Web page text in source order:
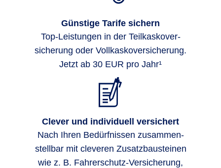
Günstige Tarife sichern
Top-Leis­tungen in der Teil­kasko­ver­
siche­rung oder Voll­kasko­ver­siche­rung.
Jetzt ab 30 EUR pro Jahr¹
Clever und individuell versichert
Nach Ihren Bedürf­nissen zu­sammen­
stell­bar mit cleveren Zusatz­bau­stei­nen
wie z. B. Fahrer­schutz-Ver­siche­rung,